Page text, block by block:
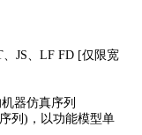
JS、LF FD [仅限宽
器仿真序列
列)，以功能模型单